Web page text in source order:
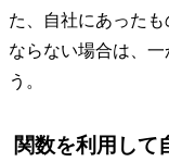
た、自社にあった
ならない場合は、
う。
関数を利用して